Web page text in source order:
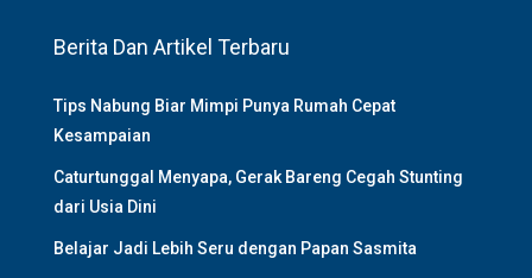
Berita Dan Artikel Terbaru
Tips Nabung Biar Mimpi Punya Rumah Cepat
Kesampaian
Caturtunggal Menyapa, Gerak Bareng Cegah Stunting
dari Usia Dini
Belajar Jadi Lebih Seru dengan Papan Sasmita